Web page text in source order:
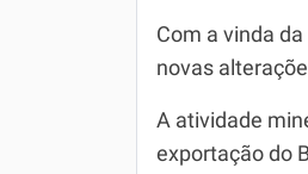
Com a vinda
novas
A atividade
exportação do